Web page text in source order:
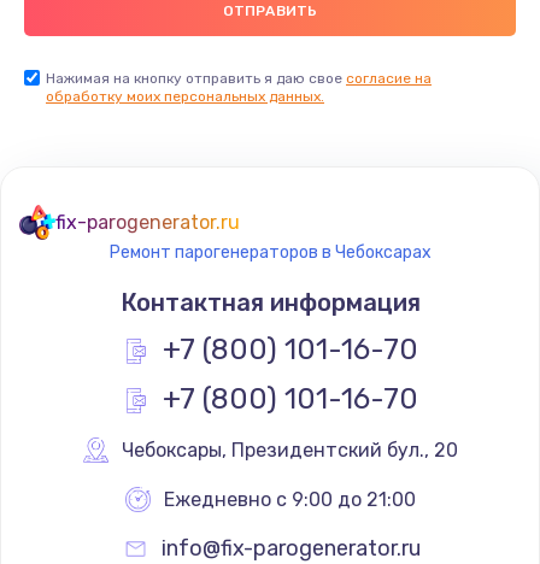
Нажимая на кнопку отправить я даю свое согласие на
обработку моих персональных данных.
fix-parogenerator.ru
Ремонт парогенераторов в Чебоксарах
Контактная информация
+7 (800) 101-16-70
+7 (800) 101-16-70
Чебоксары, Президентский бул., 20
Ежедневно с 9:00 до 21:00
info@fix-parogenerator.ru